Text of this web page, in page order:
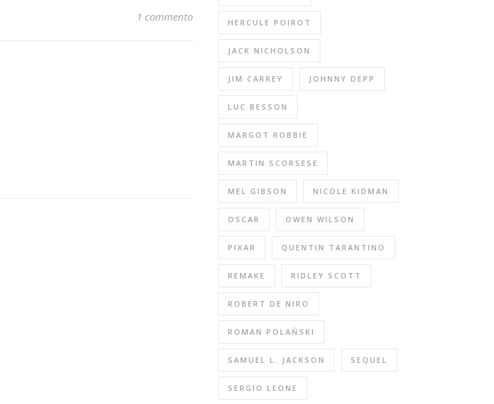
1 commento HERCULE POIROT
JACK NICHOLSON
JIM CARREY JOHNNY DEPP
LUC BESSON
MARGOT ROBBIE
MARTIN SCORSESE
MEL GIBSON NICOLE KIDMAN
OSCAR OWEN WILSON
PIXAR QUENTIN TARANTINO
REMAKE RIDLEY SCOTT
ROBERT DE NIRO
ROMAN POLAŃSKI
SAMUEL L. JACKSON SEQUEL
SERGIO LEONE